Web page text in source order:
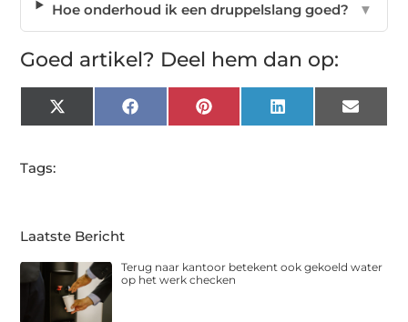
Hoe onderhoud ik een druppelslang goed? ▼
Goed artikel? Deel hem dan op:
X
(Twitter)
FacebookPinterest LinkedIn Email
Tags:
Laatste Bericht
Terug naar kantoor betekent ook gekoeld water
op het werk checken